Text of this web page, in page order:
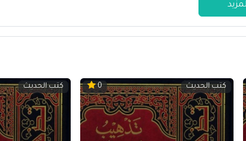
كتب الحديث 0 كتب الحديث